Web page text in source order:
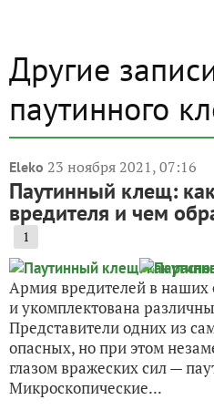
Другие
паутинного
Eleko 23 ноября 2021, 07:16
Паутинный клещ:
вредителя и чем
1
Армия вредителей в наших
и укомплектована
Представители одних из
опасных, но при этом
глазом вражеских сил —
Микроскопические...